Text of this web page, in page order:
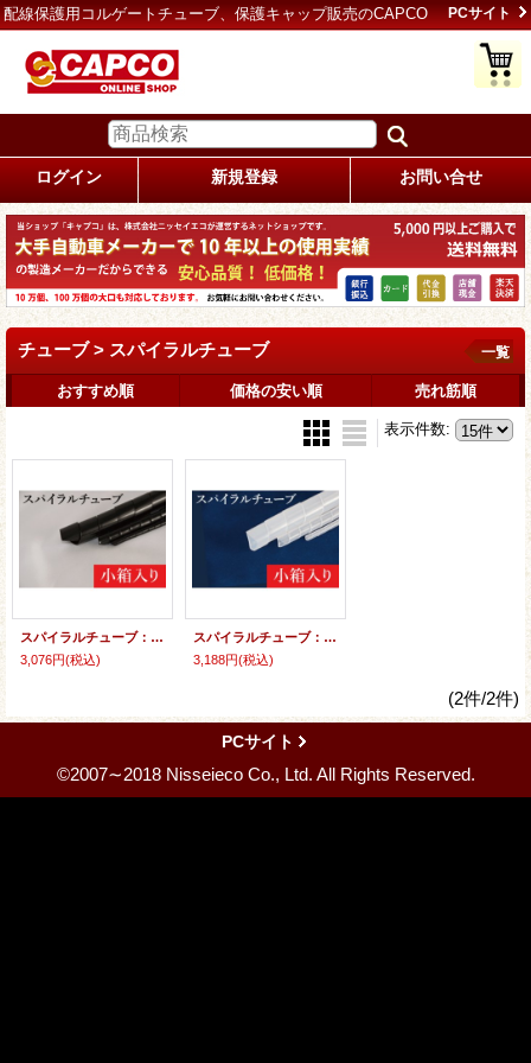
配線保護用コルゲートチューブ、保護キャップ販売のCAPCO PCサイト
ログイン 新規登録 お問い合せ
チューブ > スパイラルチューブ 一覧
おすすめ順 価格の安い順 売れ筋順
表示件数:
スパイラルチューブ： ポリエチレン製 (ブラック) 小箱入り
3,076円(税込)
スパイラルチューブ： ポリエチレン製 (ナチュラル) 小箱入り
3,188円(税込)
(2件/2件)
PCサイト
©2007∼2018 Nisseieco Co., Ltd. All Rights Reserved.